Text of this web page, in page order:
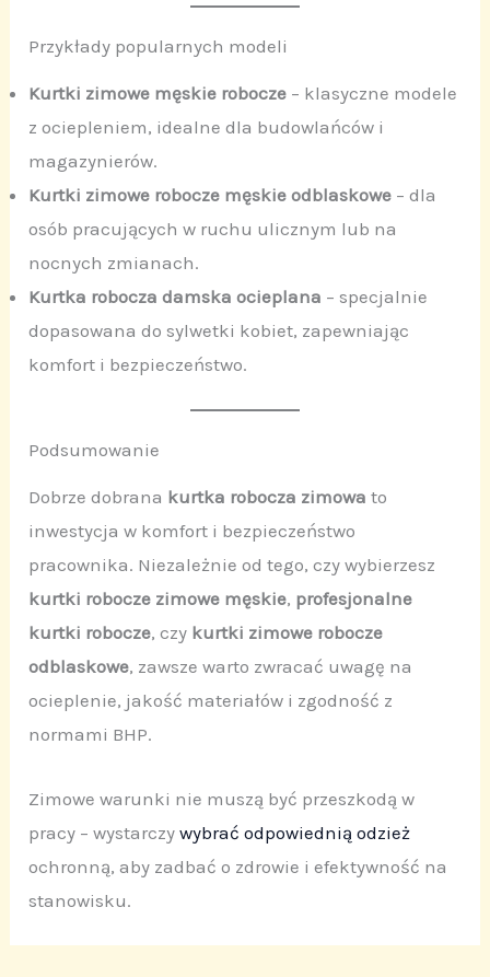
Przykłady popularnych modeli
Kurtki zimowe męskie robocze – klasyczne modele
z ociepleniem, idealne dla budowlańców i
magazynierów.
Kurtki zimowe robocze męskie odblaskowe – dla
osób pracujących w ruchu ulicznym lub na
nocnych zmianach.
Kurtka robocza damska ocieplana – specjalnie
dopasowana do sylwetki kobiet, zapewniając
komfort i bezpieczeństwo.
Podsumowanie
Dobrze dobrana kurtka robocza zimowa to
inwestycja w komfort i bezpieczeństwo
pracownika. Niezależnie od tego, czy wybierzesz
kurtki robocze zimowe męskie, profesjonalne
kurtki robocze, czy kurtki zimowe robocze
odblaskowe, zawsze warto zwracać uwagę na
ocieplenie, jakość materiałów i zgodność z
normami BHP.
Zimowe warunki nie muszą być przeszkodą w
pracy – wystarczywybrać odpowiednią odzież
ochronną, aby zadbać o zdrowie i efektywność na
stanowisku.